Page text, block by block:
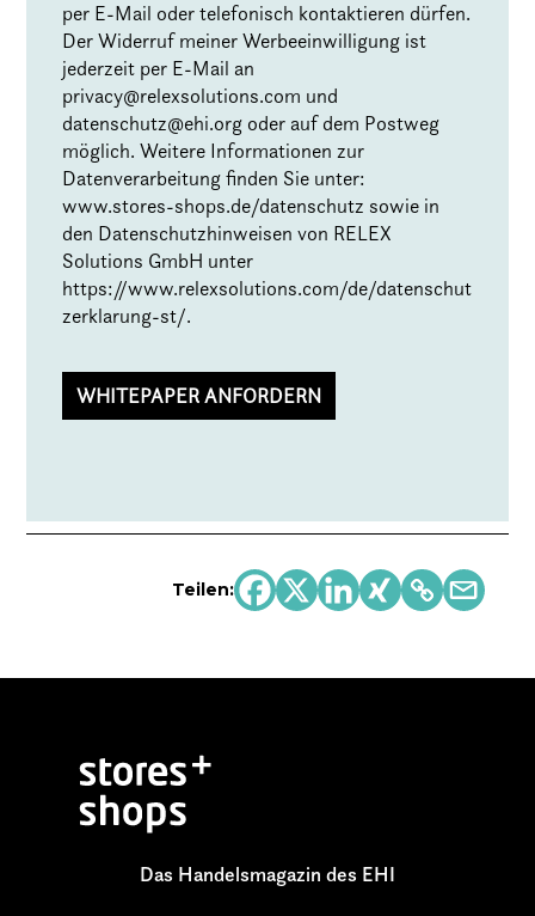
per E-Mail oder telefonisch kontaktieren dürfen.
Der Widerruf meiner Werbeeinwilligung ist
jederzeit per E-Mail an
privacy@relexsolutions.com und
datenschutz@ehi.org oder auf dem Postweg
möglich. Weitere Informationen zur
Datenverarbeitung finden Sie unter:
www.stores-shops.de/datenschutz sowie in
den Datenschutzhinweisen von RELEX
Solutions GmbH unter
https://www.relexsolutions.com/de/datenschut
zerklarung-st/.
Teilen:
Das Handelsmagazin des EHI